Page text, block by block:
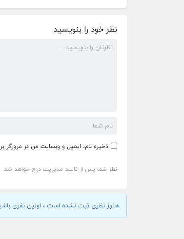
نظر خود را بنویسید
ذخیره نام، ایمیل و وبسایت من در مرورگر
نظر شما پس از تایید مدیریت درج خواهد شد
هنوز نظری ثبت نشده است ، اولین نفری